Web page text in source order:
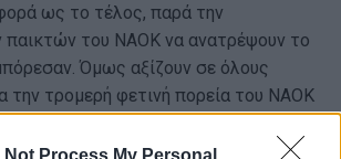
Not Process My Personal
ως το τέλος, παρά την
του ΝΑΟΚ να ανατρέψουν το
Όμως αξίζουν σε όλους
την τρομερή φετινή πορεία του ΝΑΟΚ
αθλητές και την διοίκηση που στήριξε